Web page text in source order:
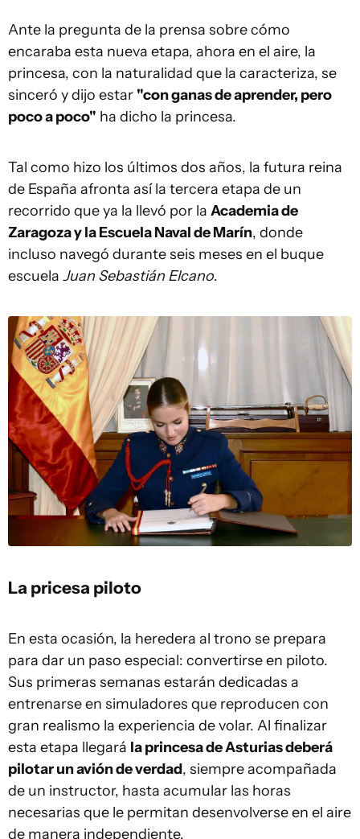
Ante la pregunta de la prensa sobre cómo
encaraba esta nueva etapa, ahora en el aire, la
princesa, con la naturalidad que la caracteriza, se
sinceró y dijo estar "con ganas de aprender, pero
poco a poco" ha dicho la princesa.
Tal como hizo los últimos dos años, la futura reina
de España afronta así la tercera etapa de un
recorrido que ya la llevó por la Academia de
Zaragoza y la Escuela Naval de Marín, donde
incluso navegó durante seis meses en el buque
escuela Juan Sebastián Elcano.
La pricesa piloto
En esta ocasión, la heredera al trono se prepara
para dar un paso especial: convertirse en piloto.
Sus primeras semanas estarán dedicadas a
entrenarse en simuladores que reproducen con
gran realismo la experiencia de volar. Al finalizar
esta etapa llegará la princesa de Asturias deberá
pilotar un avión de verdad, siempre acompañada
de un instructor, hasta acumular las horas
necesarias que le permitan desenvolverse en el aire
de manera independiente.